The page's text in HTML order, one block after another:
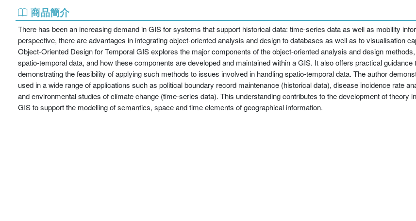
商品簡介
There has been an increasing demand in GIS for systems that support historical data: time-series data as well as mobility
perspective, there are advantages in integrating object-oriented analysis and design to databases as well as to visualisation
Object-Oriented Design for Temporal GIS explores the major components of the object-oriented analysis and design
spatio-temporal data, and how these components are developed and maintained within a GIS. It also offers practical
demonstrating the feasibility of applying such methods to issues involved in handling spatio-temporal data. The author
used in a wide range of applications such as political boundary record maintenance (historical data), disease incidence rate
and environmental studies of climate change (time-series data). This understanding contributes to the development of theory
GIS to support the modelling of semantics, space and time elements of geographical information.